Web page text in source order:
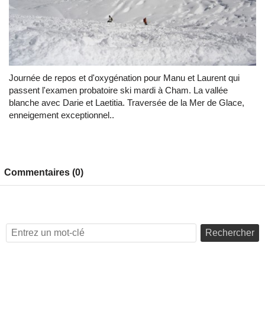
Journée de repos et d'oxygénation pour Manu et Laurent qui
passent l'examen probatoire ski mardi à Cham. La vallée
blanche avec Darie et Laetitia. Traversée de la Mer de Glace,
enneigement exceptionnel..
Commentaires (0)
Rechercher